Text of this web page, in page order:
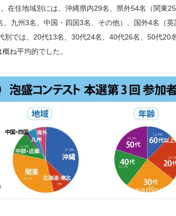
在住地域別には、沖縄県内29名、県外54名（関東
九州3名、中国・四国3名、その他）、国外4名（英
別では、20代13名、30代24名、40代26名、50代20
ね平均的でした。